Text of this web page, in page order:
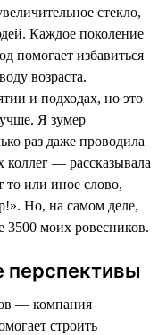
стекло,
Каждое поколение
помогает избавиться
возраста.
и подходах, но это
Я зумер
раз даже проводила
— рассказывала
то или иное слово,
Но, на самом деле,
3500 моих ровесников.
— компания
строить